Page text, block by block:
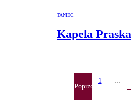
TANIEC
Kapela Praska
Poprzednia
1 ...